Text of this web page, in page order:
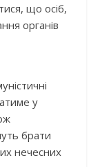
що осіб,
органів
у
брати
нечесних